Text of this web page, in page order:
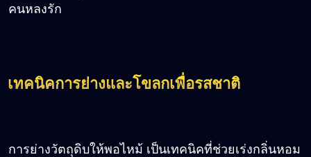
คนหลงรัก
เทคนิคการย่างและโขลกเพื่อรสชาติ
การย่างวัตถุดิบให้พอไหม้ เป็นเทคนิคที่ช่วยเร่งกลิ่นหอม